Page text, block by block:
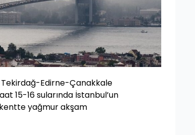
Tekirdağ-Edirne-Çanakkale
15-16 sularında İstanbul’un
yağmur akşam